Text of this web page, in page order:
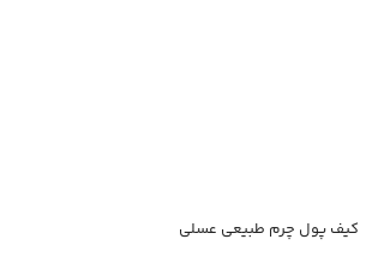
ناموجود
کیف پول چرم طبیعی عسلی